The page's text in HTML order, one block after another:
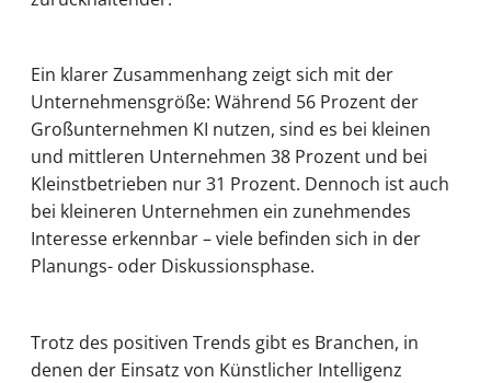
Ein klarer Zusammenhang zeigt sich mit der
Unternehmensgröße: Während 56 Prozent der
Großunternehmen KI nutzen, sind es bei kleinen
und mittleren Unternehmen 38 Prozent und bei
Kleinstbetrieben nur 31 Prozent. Dennoch ist auch
bei kleineren Unternehmen ein zunehmendes
Interesse erkennbar – viele befinden sich in der
Planungs- oder Diskussionsphase.
Trotz des positiven Trends gibt es Branchen, in
denen der Einsatz von Künstlicher Intelligenz